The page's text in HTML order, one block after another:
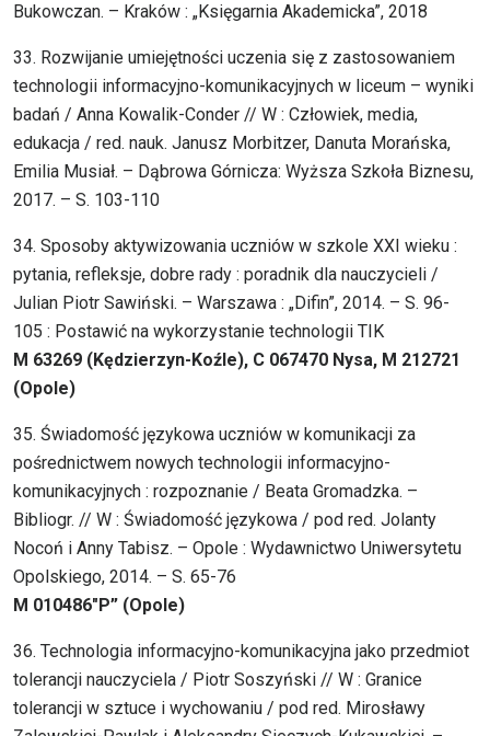
Bukowczan. – Kraków : „Księgarnia Akademicka”, 2018
33. Rozwijanie umiejętności uczenia się z zastosowaniem
technologii informacyjno-komunikacyjnych w liceum – wyniki
badań / Anna Kowalik-Conder // W : Człowiek, media,
edukacja / red. nauk. Janusz Morbitzer, Danuta Morańska,
Emilia Musiał. – Dąbrowa Górnicza: Wyższa Szkoła Biznesu,
2017. – S. 103-110
34. Sposoby aktywizowania uczniów w szkole XXI wieku :
pytania, refleksje, dobre rady : poradnik dla nauczycieli /
Julian Piotr Sawiński. – Warszawa : „Difin”, 2014. – S. 96-
105 : Postawić na wykorzystanie technologii TIK
M 63269 (Kędzierzyn-Koźle), C 067470 Nysa, M 212721
(Opole)
35. Świadomość językowa uczniów w komunikacji za
pośrednictwem nowych technologii informacyjno-
komunikacyjnych : rozpoznanie / Beata Gromadzka. –
Bibliogr. // W : Świadomość językowa / pod red. Jolanty
Nocoń i Anny Tabisz. – Opole : Wydawnictwo Uniwersytetu
Opolskiego, 2014. – S. 65-76
M 010486″P” (Opole)
36. Technologia informacyjno-komunikacyjna jako przedmiot
tolerancji nauczyciela / Piotr Soszyński // W : Granice
tolerancji w sztuce i wychowaniu / pod red. Mirosławy